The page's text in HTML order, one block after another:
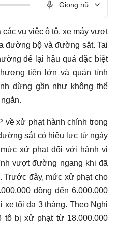
Giọng nữ
vụ việc ô tô, xe máy vượt
đường bộ vàđường sắt. Tai
để lại hậu quả đặc biệt
tiện lớn và quán tính
dừng gần như không thể
về xử phạt hành chính trong
sắt có hiệu lực từ ngày
xử phạt đối với hành vi
vượt đường ngang khi đã
Trước đây, mức xử phạt cho
đồng đến 6.000.000
tối đa 3 tháng. Theo Nghị
bị xử phạt từ 18.000.000